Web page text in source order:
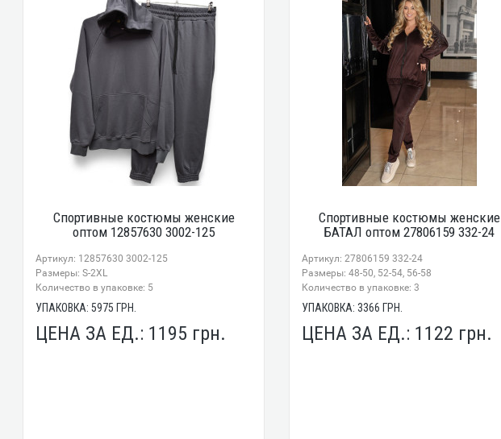
Спортивные костюмы женские
оптом 12857630 3002-125
Артикул: 12857630 3002-125
Размеры: S-2XL
Количество в упаковке: 5
УПАКОВКА:5975 ГРН.
ЦЕНА ЗА ЕД.: 1195 грн.
Спортивные костюмы женские
БАТАЛ оптом 27806159 332-24
Артикул: 27806159 332-24
Размеры: 48-50, 52-54, 56-58
Количество в упаковке: 3
УПАКОВКА: 3366 ГРН.
ЦЕНА ЗА ЕД.: 1122 грн.